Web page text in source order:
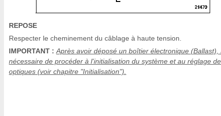
REPOSE
Respecter le cheminement du câblage à haute tension.
IMPORTANT : Après avoir déposé un boîtier électronique (Ballast),
nécessaire de procéder à l'initialisation du système et au réglage
optiques (voir chapitre "Initialisation").